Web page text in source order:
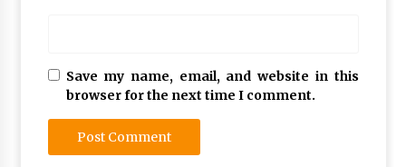
Save my name, email, and website in this
browser for the next time I comment.